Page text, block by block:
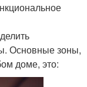
Основные зоны,
доме, это: